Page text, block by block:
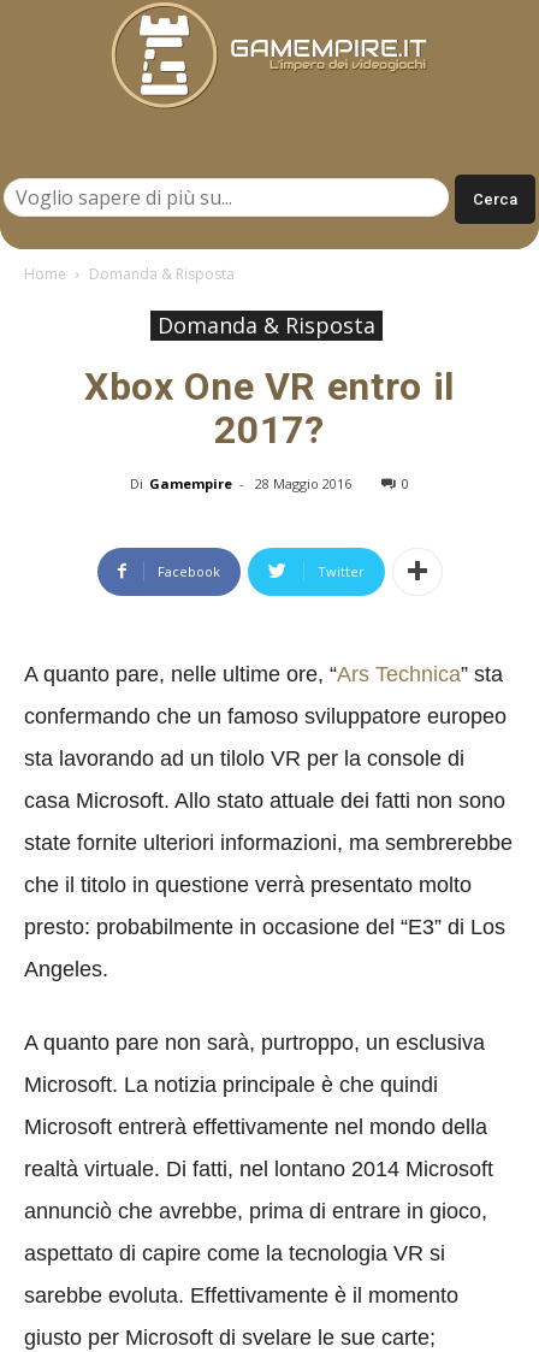
Home Domanda & Risposta
Domanda & Risposta
Xbox One VR entro il
2017?
Di Gamempire - 28 Maggio 2016 0
Facebook Twitter
A quanto pare, nelle ultime ore, “Ars Technica” sta
confermando che un famoso sviluppatore europeo
sta lavorando ad un tilolo VR per la console di
casa Microsoft. Allo stato attuale dei fatti non sono
state fornite ulteriori informazioni, ma sembrerebbe
che il titolo in questione verrà presentato molto
presto: probabilmente in occasione del “E3” di Los
Angeles.
A quanto pare non sarà, purtroppo, un esclusiva
Microsoft. La notizia principale è che quindi
Microsoft entrerà effettivamente nel mondo della
realtà virtuale. Di fatti, nel lontano 2014 Microsoft
annunciò che avrebbe, prima di entrare in gioco,
aspettato di capire come la tecnologia VR si
sarebbe evoluta. Effettivamente è il momento
giusto per Microsoft di svelare le sue carte;